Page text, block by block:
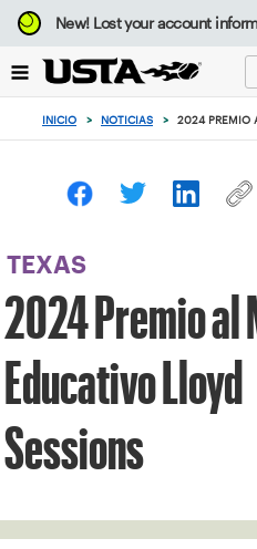
Enfoque
desde
botón
volver
principio
New!Lost your account
INICIO > NOTICIAS > 2024 PREMIO
TEXAS
2024 Premio al
Educativo Lloyd
Sessions